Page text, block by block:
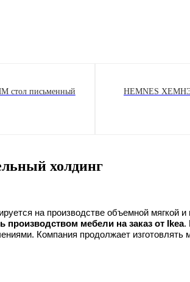
стол письменный
HEMNES
холдинг
на производстве объемной мягкой
производством мебели на заказ от Ikea.
Компания продолжает